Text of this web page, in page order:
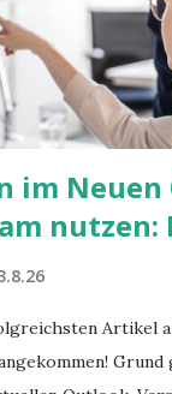
im
nutzen:
Artikel
Grund